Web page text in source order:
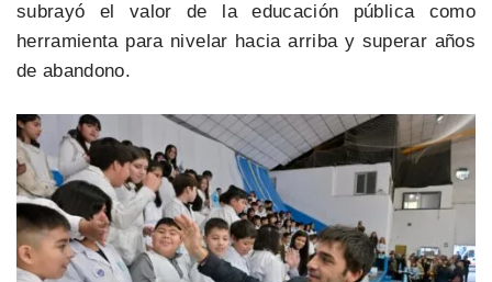
subrayó el valor de la educación pública como
herramienta para nivelar hacia arriba y superar años
de abandono.